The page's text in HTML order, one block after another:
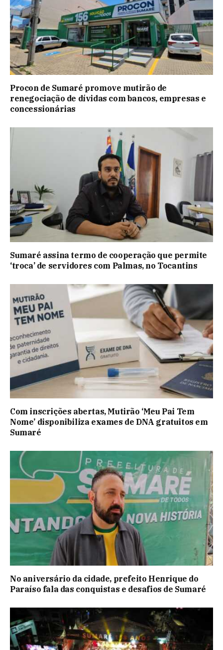
Procon de Sumaré promove mutirão de
renegociação de dívidas com bancos, empresas e
concessionárias
Sumaré assina termo de cooperação que permite
‘troca’ de servidores com Palmas, no Tocantins
Com inscrições abertas, Mutirão ‘Meu Pai Tem
Nome’ disponibiliza exames de DNA gratuitos em
Sumaré
No aniversário da cidade, prefeito Henrique do
Paraíso fala das conquistas e desafios de Sumaré